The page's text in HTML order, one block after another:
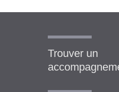
Trouver un